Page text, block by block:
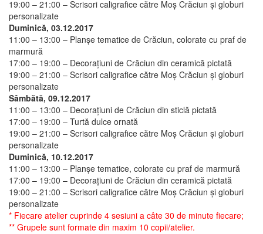
19:00 – 21:00 – Scrisori caligrafice către Moș Crăciun și globuri
personalizate
Duminică, 03.12.2017
11:00 – 13:00 – Planșe tematice de Crăciun, colorate cu praf de
marmură
17:00 – 19:00 – Decorațiuni de Crăciun din ceramică pictată
19:00 – 21:00 – Scrisori caligrafice către Moș Crăciun și globuri
personalizate
Sâmbătă, 09.12.2017
11:00 – 13:00 – Decorațiuni de Crăciun din sticlă pictată
17:00 – 19:00 – Turtă dulce ornată
19:00 – 21:00 – Scrisori caligrafice către Moș Crăciun și globuri
personalizate
Duminică, 10.12.2017
11:00 – 13:00 – Planșe tematice, colorate cu praf de marmură
17:00 – 19:00 – Decorațiuni de Crăciun din ceramică pictată
19:00 – 21:00 – Scrisori caligrafice către Moș Crăciun și globuri
personalizate
* Fiecare atelier cuprinde 4 sesiuni a câte 30 de minute fiecare;
** Grupele sunt formate din maxim 10 copii/atelier.